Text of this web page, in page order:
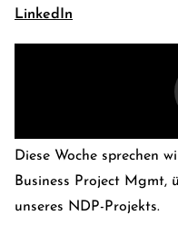
Diese Woche sprechen
Business Project Mgmt,
unseres NDP-Projekts.
LinkedIn